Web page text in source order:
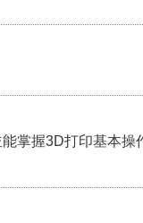
掌握3D打印基本操